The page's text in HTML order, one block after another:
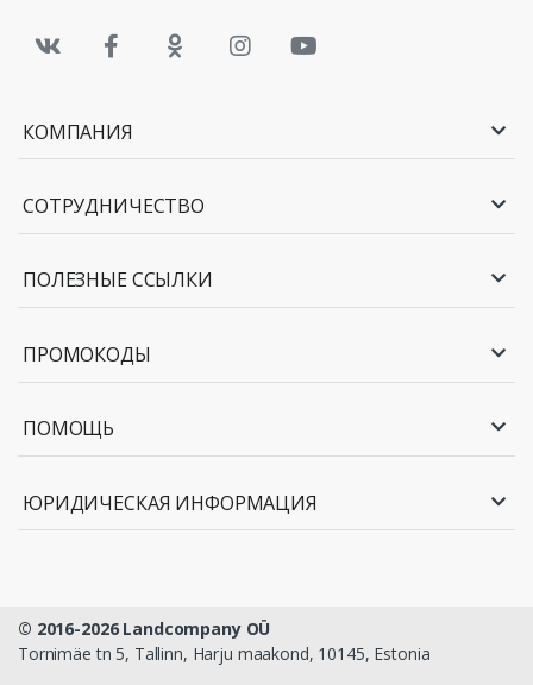
КОМПАНИЯ
СОТРУДНИЧЕСТВО
ПОЛЕЗНЫЕ ССЫЛКИ
ПРОМОКОДЫ
ПОМОЩЬ
ЮРИДИЧЕСКАЯ ИНФОРМАЦИЯ
© 2016-2026 Landcompany OÜ
Tornimäe tn 5, Tallinn, Harju maakond, 10145, Estonia